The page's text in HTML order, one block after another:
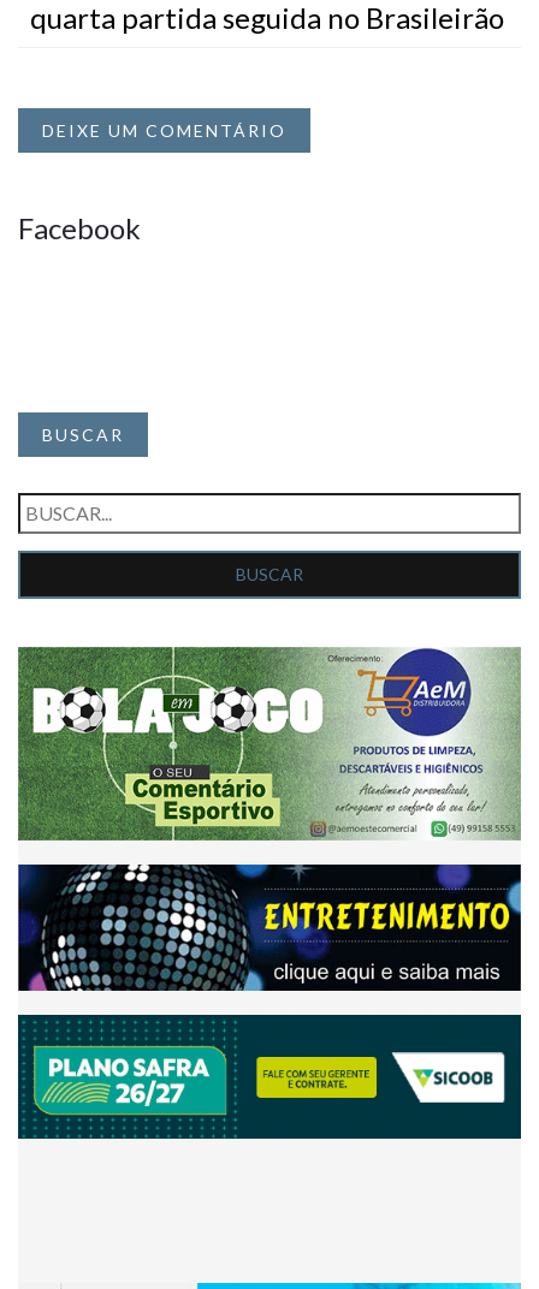
quarta partida seguida no Brasileirão
DEIXE UM COMENTÁRIO
Facebook
BUSCAR